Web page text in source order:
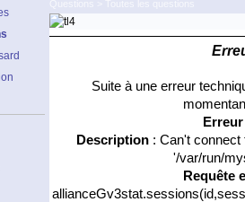
Suite à une erreur
Description: Can't connect
'/var/run/
Requête